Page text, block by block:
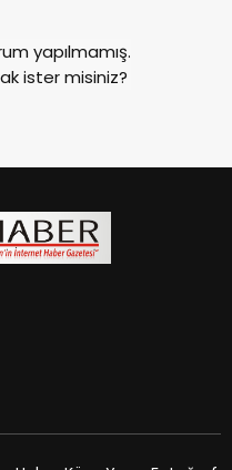
yapılmamış.
ister misiniz?